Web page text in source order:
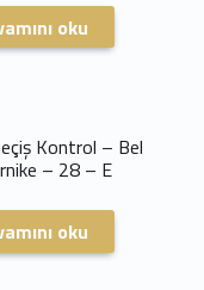
oku
Kontrol – Bel
– 28 – E
oku